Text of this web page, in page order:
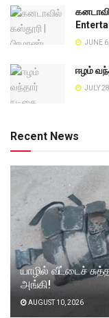
JUNE
ஈழம்
JULY
Recent News
யாழில் வீட்டைச்
அங்கி!
AUGUST 10, 2026